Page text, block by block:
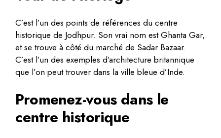
C’est l’un des points de références du centre
historique de Jodhpur. Son vrai nom est Ghanta Gar,
et se trouve à côté du marché de Sadar Bazaar.
C’est l’un des exemples d’architecture britannique
que l’on peut trouver dans la ville bleue d’Inde.
Promenez-vous dans le
centre historique